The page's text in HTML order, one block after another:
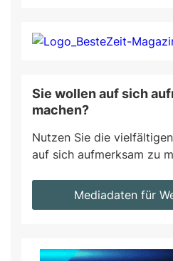
Sie wollen auf sich
machen?
Nutzen Sie die
auf sich aufmerksam zu
Mediadaten für